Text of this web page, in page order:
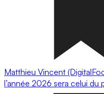
Matthieu Vincent
l’année 2026 sera celui du